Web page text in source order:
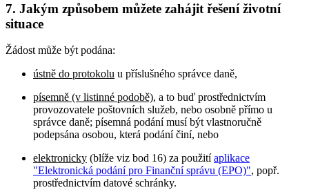
7. Jakým způsobem můžete zahájit řešení životní
situace
Žádost může být podána:
ústně do protokolu u příslušného správce daně,
písemně (v listinné podobě), a to buď prostřednictvím
provozovatele poštovních služeb, nebo osobně přímo u
správce daně; písemná podání musí být vlastnoručně
podepsána osobou, která podání činí, nebo
elektronicky (blíže viz bod 16) za použitíaplikace
"Elektronická podání pro Finanční správu (EPO)", popř.
prostřednictvím datové schránky.